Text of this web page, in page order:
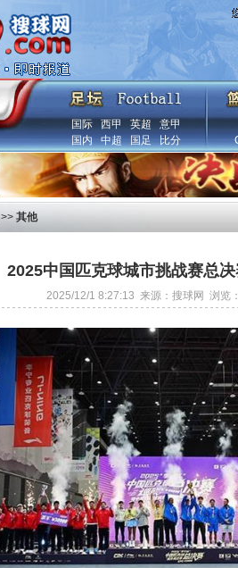
国际 西甲 英超
意甲
国内
中超 国足 比分
>> 其他
2025中国匹克球城市挑战赛总
2025/12/1 8:27:13 来源：搜球网 浏览